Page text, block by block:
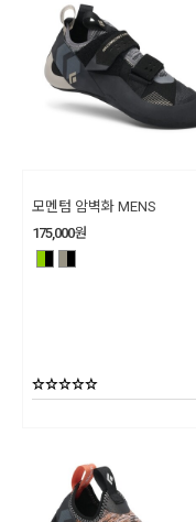
모멘텀 암벽화 MENS
175,000원